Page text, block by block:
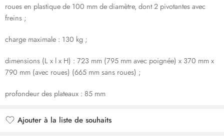
roues en plastique de 100 mm de diamètre, dont 2 pivotantes avec
freins ;
charge maximale : 130 kg ;
dimensions (L x l x H) : 723 mm (795 mm avec poignée) x 370 mm x
790 mm (avec roues) (665 mm sans roues) ;
profondeur des plateaux : 85 mm
Ajouter à la liste de souhaits